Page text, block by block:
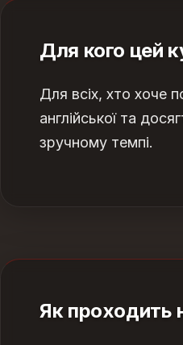
Для кого цей
Для всіх, хто хоче
англійської та
зручному темпі.
Як проходить